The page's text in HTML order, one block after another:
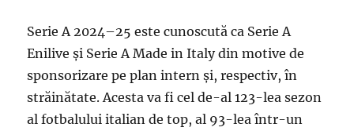
Serie A 2024–25 este cunoscută ca Serie A
Enilive și Serie A Made in Italy din motive de
sponsorizare pe plan intern și, respectiv, în
străinătate. Acesta va fi cel de-al 123-lea sezon
al fotbalului italian de top, al 93-lea într-un